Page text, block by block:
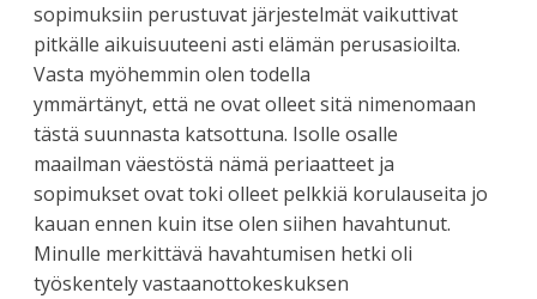
sopimuksiin perustuvat järjestelmät vaikuttivat
pitkälle aikuisuuteeni asti elämän perusasioilta.
Vasta myöhemmin olen todella
ymmärtänyt, että ne ovat olleet sitä nimenomaan
tästä suunnasta katsottuna. Isolle osalle
maailman väestöstä nämä periaatteet ja
sopimukset ovat toki olleet pelkkiä korulauseita jo
kauan ennen kuin itse olen siihen havahtunut.
Minulle merkittävä havahtumisen hetki oli
työskentely vastaanottokeskuksen